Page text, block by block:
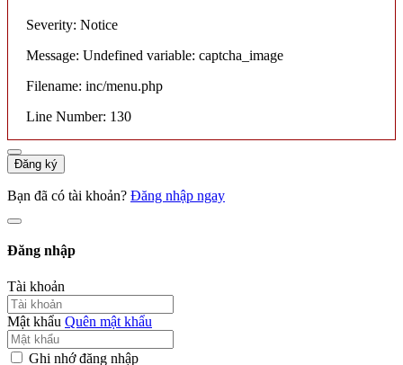
Severity: Notice
Message: Undefined variable: captcha_image
Filename: inc/menu.php
Line Number: 130
Đăng ký
Bạn đã có tài khoản? Đăng nhập ngay
Đăng nhập
Tài khoản
Mật khẩu Quên mật khẩu
Ghi nhớ đăng nhập